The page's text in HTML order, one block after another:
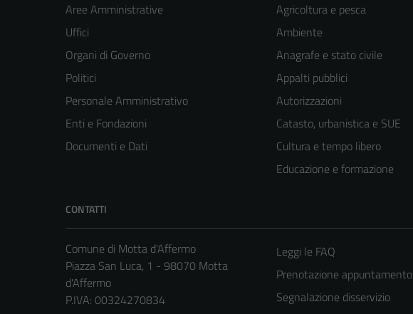
Aree Amministrative
Uffici
Organi di Governo
Politici
Personale Amministrativo
Enti e Fondazioni
Documenti e Dati
Agricoltura e pesca
Ambiente
Anagrafe e stato civile
Appalti pubblici
Autorizzazioni
Catasto, urbanistica e SUE
Cultura e tempo libero
Educazione e formazione
CONTATTI
Comune di Motta d'Affermo
Piazza San Luca, 1 - 98070 Motta
d'Affermo
P.IVA: 00324270834
Leggi le FAQ
Prenotazione appuntamento
Segnalazione disservizio